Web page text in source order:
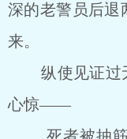
深的老警员后退
来。
纵使见证过无
心惊――